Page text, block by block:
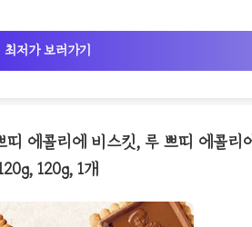
최저가 보러가기
에콜리에 비스킷, 루 쁘띠 에콜리
120g, 1개